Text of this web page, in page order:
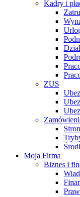
Kadry i
ZUS
Moja Firma
Biznes i